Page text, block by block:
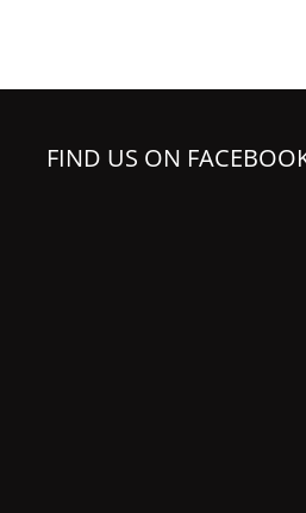
FIND US ON